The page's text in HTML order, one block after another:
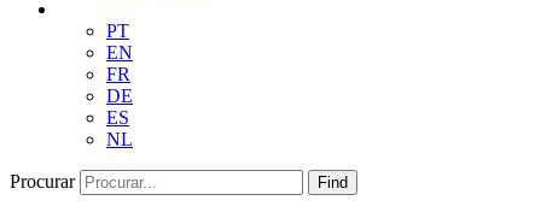
PT
EN
FR
DE
ES
NL
Procurar Find